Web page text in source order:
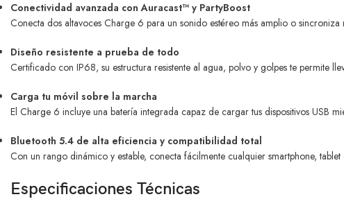
Conectividad avanzada con Auracast™ y PartyBoost
Conecta dos altavoces Charge 6 para un sonido estéreo más amplio o
Diseño resistente a prueba de todo
Certificado con IP68, su estructura resistente al agua, polvo y golpes te permite
Carga tu móvil sobre la marcha
El Charge 6 incluye una batería integrada capaz de cargar tus dispositivos USB
Bluetooth 5.4 de alta eficiencia y compatibilidad total
Con un rango dinámico y estable, conecta fácilmente cualquier smartphone,
Especificaciones Técnicas